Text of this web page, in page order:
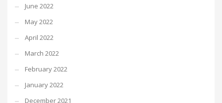
June 2022
May 2022
April 2022
March 2022
February 2022
January 2022
December 2021